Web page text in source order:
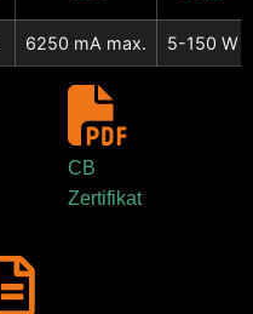
6250 mA max. 5-150 W
CB
Zertifikat